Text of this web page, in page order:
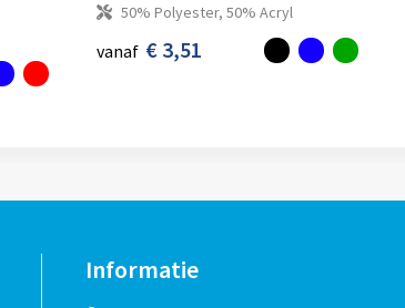
50% Polyester, 50% Acryl
vanaf € 3,51
Informatie